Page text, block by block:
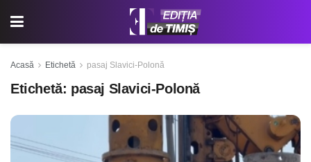
Acasă Etichetă pasaj Slavici-Polonă
Etichetă: pasaj Slavici-Polonă